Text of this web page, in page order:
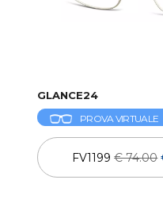
GLANCE24
PROVA VIRTUALE
FV1199€ 74.00